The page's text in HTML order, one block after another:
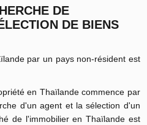
DE
DE BIENS
par un pays non-résident est
en Thaïlande commence par
d'un agent et la sélection d'un
de l'immobilier en Thaïlande est